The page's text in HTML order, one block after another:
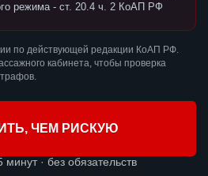
режима - ст. 20.4 ч. 2 КоАП РФ
по действующей редакции КоАП РФ.
кабинета, чтобы проверка
ЧЕМ РИСКУЮ
минут · без обязательств